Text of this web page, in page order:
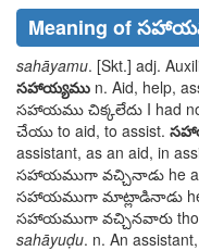
Meaning of
sahāyamu. [Skt.] adj.
సహాయ్యము n. Aid, help,
సహాయము చిక్కలేదు I had
చేయు to aid, to assist.
assistant, as an aid, in
సహాయముగా వచ్చినాడు he
సహాయముగా మాట్లాడినాడు
సహాయముగా వచ్చినవారు
sahāyuḍu. n. An